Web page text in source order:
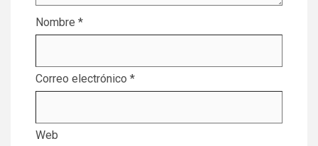
Nombre *
Correo electrónico *
Web